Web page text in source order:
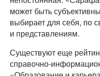
может быть
выбирает для себя, по
и представлениям.
Существуют еще
справочно-